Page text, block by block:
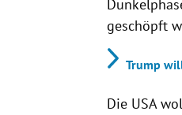
geschöpft
Trump
Die USA